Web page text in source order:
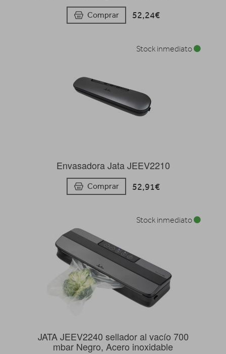
Comprar 52,24€
Envasadora Jata JEEV2210
Comprar 52,91€
Stock inmediato
JATA JEEV2240 sellador al vacío 700
mbar Negro, Acero inoxidable
Stock inmediato